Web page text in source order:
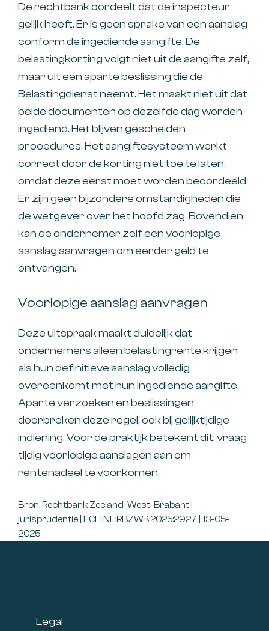
De rechtbank oordeelt dat de inspecteur
gelijk heeft. Er is geen sprake van een aanslag
conform de ingediende aangifte. De
belastingkorting volgt niet uit de aangifte zelf,
maar uit een aparte beslissing die de
Belastingdienst neemt. Het maakt niet uit dat
beide documenten op dezelfde dag worden
ingediend. Het blijven gescheiden
procedures. Het aangiftesysteem werkt
correct door de korting niet toe te laten,
omdat deze eerst moet worden beoordeeld.
Er zijn geen bijzondere omstandigheden die
de wetgever over het hoofd zag. Bovendien
kan de ondernemer zelf een voorlopige
aanslag aanvragen om eerder geld te
ontvangen.
Voorlopige aanslag aanvragen
Deze uitspraak maakt duidelijk dat
ondernemers alleen belastingrente krijgen
als hun definitieve aanslag volledig
overeenkomt met hun ingediende aangifte.
Aparte verzoeken en beslissingen
doorbreken deze regel, ook bij gelijktijdige
indiening. Voor de praktijk betekent dit: vraag
tijdig voorlopige aanslagen aan om
rentenadeel te voorkomen.
Bron: Rechtbank Zeeland-West-Brabant |
jurisprudentie | ECLI:NL:RBZWB:2025:2927 | 13-05-
2025
Legal